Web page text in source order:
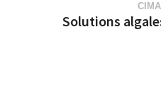
Solutions